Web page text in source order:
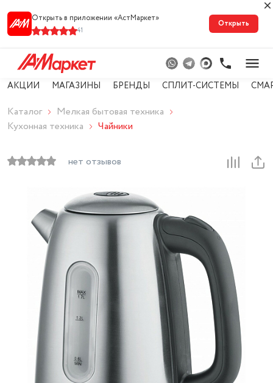
Открыть в приложении «АстМарке‪т‬»
41
Открыть
АКЦИИ МАГАЗИНЫ БРЕНДЫ СПЛИТ-СИСТЕМЫ
Каталог
Мелкая бытовая техника
Кухонная техника
Чайники
нет отзывов